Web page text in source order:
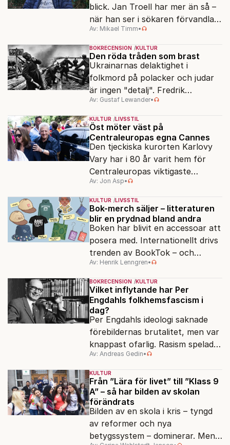
blick. Jan Troell har mer än så –
när han ser i sökaren förvandlas
vardagen till underverk. Fyllda 95
gör han en ny film.
Av: Mikael Timm•
BOKRECENSION KULTUR
Den röda tråden som brast
Ukrainarnas delaktighet i
folkmord på polacker och judar
är ingen "detalj". Fredrik
Segerfeldts iver att skildra den
ryska imperialismen leder till en
förenklad bild av historien.
Av: Gustaf Lewander•
KULTUR LIVSSTIL
Öst möter väst på
Centraleuropas egna Cannes
Den tjeckiska kurorten Karlovy
Vary har i 80 år varit hem för
Centraleuropas viktigaste
filmfestival – en plats där
Hollywoodglans möter
egensinnighet.
Av: Jon Asp•
KULTUR LIVSSTIL
Bok-merch säljer – litteraturen
blir en prydnad bland andra
Boken har blivit en accessoar att
posera med. Internationellt drivs
trenden av BookTok – och
förlagen följer efter.
Av: Henrik Lenngren•
BOKRECENSION KULTUR
Vilket inflytande har Per
Engdahls folkhemsfascism i
dag?
Per Engdahls ideologi saknade
förebildernas brutalitet, men var
knappast ofarlig. Rasism spelades
ned i förmån för "kultur". Känns
det igen?
Av: Andreas Gedin•
KULTUR
Från ”Lära för livet” till ”Klass 9
A” – så har bilden av skolan
förändrats
Bilden av en skola i kris – tyngd
av reformer och nya
betygssystem – dominerar. Men